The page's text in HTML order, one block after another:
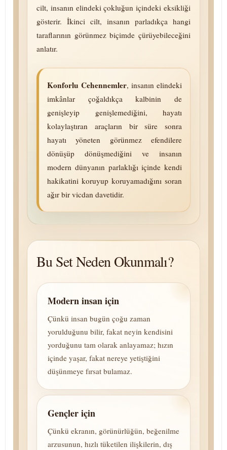
cilt, insanın elindeki çokluğun içindeki eksikliği
gösterir. İkinci cilt, insanın parladıkça hangi
taraflarının görünmez biçimde çürüyebileceğini
anlatır.
Konforlu Cehennemler, insanın elindeki
imkânlar çoğaldıkça kalbinin de
genişleyip genişlemediğini, hayatı
kolaylaştıran araçların bir süre sonra
hayatı yöneten görünmez efendilere
dönüşüp dönüşmediğini ve insanın
modern dünyanın parlaklığı içinde kendi
hakikatini koruyup koruyamadığını soran
ağır bir vicdan davetidir.
Bu Set Neden Okunmalı?
Modern insan için
Çünkü insan bugün çoğu zaman
yorulduğunu bilir, fakat neyin kendisini
yorduğunu tam olarak anlayamaz; hızın
içinde yaşar, fakat nereye yetiştiğini
düşünmeye fırsat bulamaz.
Gençler için
Çünkü ekranın, görünürlüğün, beğenilme
arzusunun, hızlı tüketilen ilişkilerin, dış